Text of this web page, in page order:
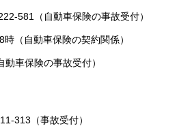
581（自動車保険の事故受付）
（自動車保険の契約関係）
動車保険の事故受付）
313（事故受付）